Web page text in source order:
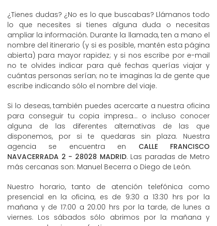
¿Tienes dudas? ¿No es lo que buscabas? Llámanos todo
lo que necesites si tienes alguna duda o necesitas
ampliar la información. Durante la llamada, ten a mano el
nombre del itinerario (y si es posible, mantén esta página
abierta) para mayor rapidez; y si nos escribe por e-mail
no te olvides indicar para qué fechas querías viajar y
cuántas personas serían; no te imaginas la de gente que
escribe indicando sólo el nombre del viaje.
Si lo deseas, también puedes acercarte a nuestra oficina
para conseguir tu copia impresa... o incluso conocer
alguna de las diferentes alternativas de las que
disponemos, por si te quedaras sin plaza. Nuestra
agencia se encuentra en CALLE FRANCISCO
NAVACERRADA 2 - 28028 MADRID. Las paradas de Metro
más cercanas son: Manuel Becerra o Diego de León.
Nuestro horario, tanto de atención telefónica como
presencial en la oficina, es de 9:30 a 13:30 hrs por la
mañana y de 17:00 a 20:00 hrs por la tarde, de lunes a
viernes. Los sábados sólo abrimos por la mañana y